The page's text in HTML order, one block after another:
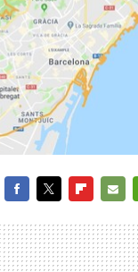
MAIL